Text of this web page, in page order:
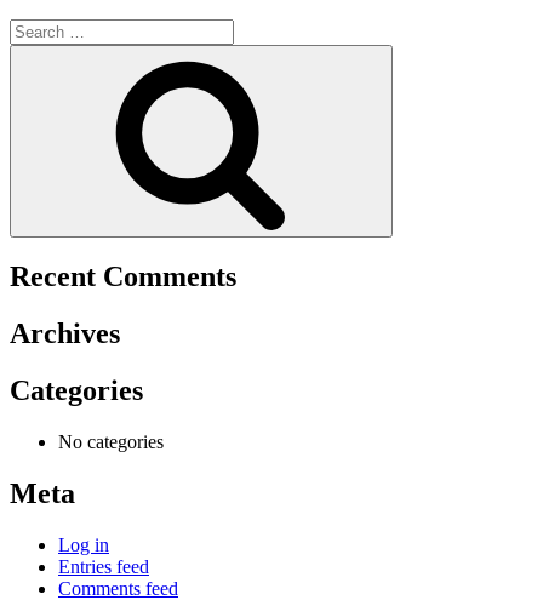
Search
for:
Recent Comments
Archives
Categories
No categories
Meta
Log in
Entries feed
Comments feed